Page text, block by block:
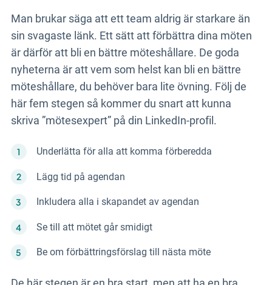
Man brukar säga att ett team aldrig är starkare än
sin svagaste länk. Ett sätt att förbättra dina möten
är därför att bli en bättre möteshållare. De goda
nyheterna är att vem som helst kan bli en bättre
möteshållare, du behöver bara lite övning. Följ de
här fem stegen så kommer du snart att kunna
skriva ”mötesexpert” på din LinkedIn-profil.
Underlätta för alla att komma förberedda
Lägg tid på agendan
Inkludera alla i skapandet av agendan
Se till att mötet går smidigt
Be om förbättringsförslag till nästa möte